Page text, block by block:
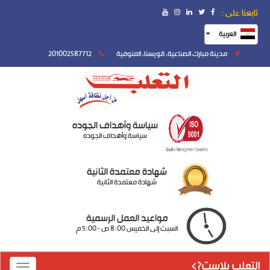
تابعنا على :
العربية
مدينة مبارك الصناعية، قويسنا، المنوفية
سياسة وأهداف الجوده
سياسة وأهداف الجوده
شهادة معتمدة الثانية
شهادة معتمدة الثانية
مواعيد العمل الرسمية
السبت إلى الخميس 8:00 ص - 5:00 م
التعلب بلاست?>